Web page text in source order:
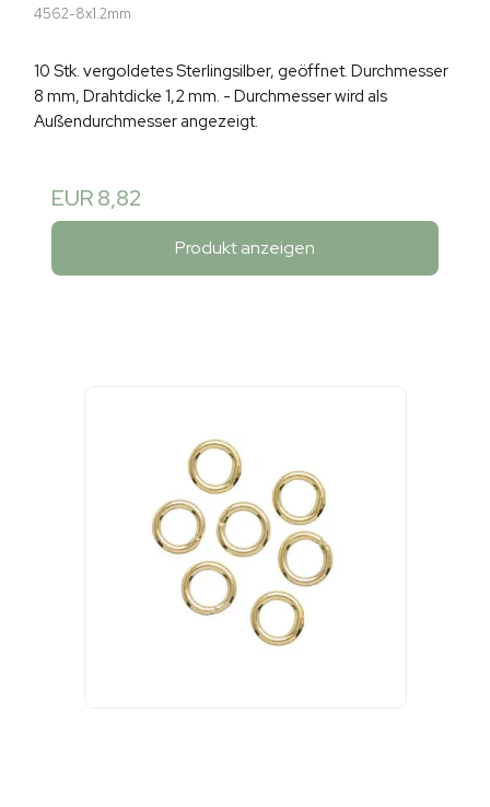
4562-8x1.2mm
10 Stk. vergoldetes Sterlingsilber, geöffnet. Durchmesser
8 mm, Drahtdicke 1,2 mm. - Durchmesser wird als
Außendurchmesser angezeigt.
EUR 8,82
Produkt anzeigen